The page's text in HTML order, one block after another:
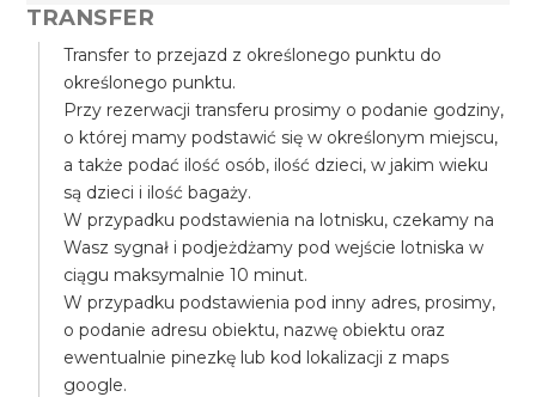
TRANSFER
Transfer to przejazd z określonego punktu do
określonego punktu.
Przy rezerwacji transferu prosimy o podanie godziny,
o której mamy podstawić się w określonym miejscu,
a także podać ilość osób, ilość dzieci, w jakim wieku
są dzieci i ilość bagaży.
W przypadku podstawienia na lotnisku, czekamy na
Wasz sygnał i podjeżdżamy pod wejście lotniska w
ciągu maksymalnie 10 minut.
W przypadku podstawienia pod inny adres, prosimy,
o podanie adresu obiektu, nazwę obiektu oraz
ewentualnie pinezkę lub kod lokalizacji z maps
google.